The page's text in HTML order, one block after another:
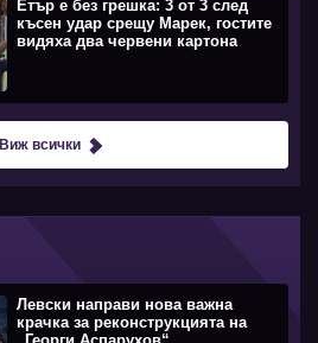
Етър е без грешка: 3 от 3 след
късен удар срещу Марек, гостите
видяха два червени картона
Виж всички
Левски направи нова важна
крачка за реконструкцията на